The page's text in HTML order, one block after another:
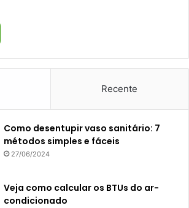
Recente
Como desentupir vaso sanitário: 7
métodos simples e fáceis
27/06/2024
Veja como calcular os BTUs do ar-
condicionado